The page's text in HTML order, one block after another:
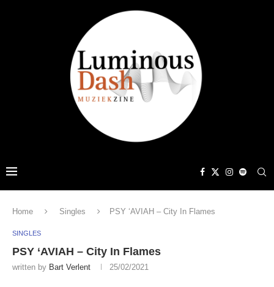
Home Singles PSY ‘AVIAH – City In Flames
SINGLES
PSY ‘AVIAH – City In Flames
written by Bart Verlent 25/02/2021